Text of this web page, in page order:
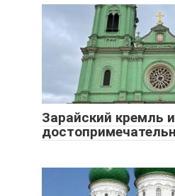
Зарайский кремль